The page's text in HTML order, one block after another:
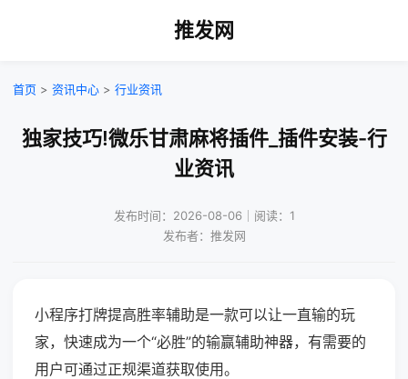
推发网
首页 > 资讯中心 > 行业资讯
独家技巧!微乐甘肃麻将插件_插件安装-行
业资讯
发布时间：2026-08-06｜阅读：1
发布者：推发网
小程序打牌提高胜率辅助是一款可以让一直输的玩
家，快速成为一个“必胜”的输赢辅助神器，有需要的
用户可通过正规渠道获取使用。